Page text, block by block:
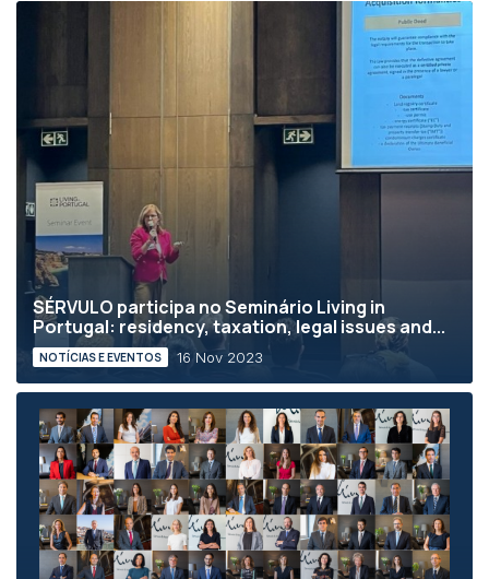
SÉRVULO participa no Seminário Living in
Portugal: residency, taxation, legal issues and...
NOTÍCIAS E EVENTOS 16 Nov 2023